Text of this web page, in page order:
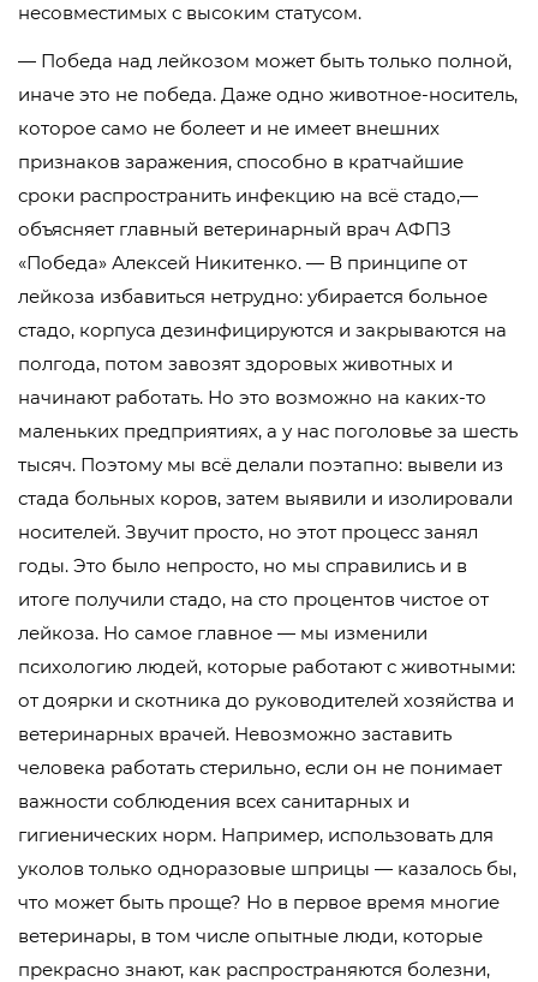
несовместимых с высоким статусом.
— Победа над лейкозом может быть только полной,
иначе это не победа. Даже одно животное-носитель,
которое само не болеет и не имеет внешних
признаков заражения, способно в кратчайшие
сроки распространить инфекцию на всё стадо,—
объясняет главный ветеринарный врач АФПЗ
«Победа» Алексей Никитенко. — В принципе от
лейкоза избавиться нетрудно: убирается больное
стадо, корпуса дезинфицируются и закрываются на
полгода, потом завозят здоровых животных и
начинают работать. Но это возможно на каких-то
маленьких предприятиях, а у нас поголовье за шесть
тысяч. Поэтому мы всё делали поэтапно: вывели из
стада больных коров, затем выявили и изолировали
носителей. Звучит просто, но этот процесс занял
годы. Это было непросто, но мы справились и в
итоге получили стадо, на сто процентов чистое от
лейкоза. Но самое главное — мы изменили
психологию людей, которые работают с животными:
от доярки и скотника до руководителей хозяйства и
ветеринарных врачей. Невозможно заставить
человека работать стерильно, если он не понимает
важности соблюдения всех санитарных и
гигиенических норм. Например, использовать для
уколов только одноразовые шприцы — казалось бы,
что может быть проще? Но в первое время многие
ветеринары, в том числе опытные люди, которые
прекрасно знают, как распространяются болезни,